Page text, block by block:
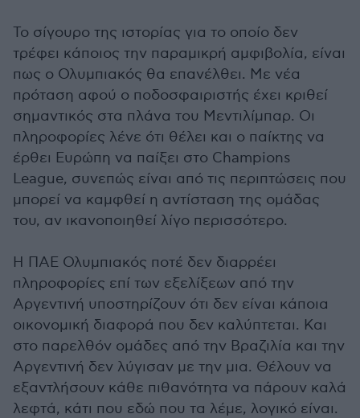
Το σίγουρο της ιστορίας για το οποίο δεν
τρέφει κάποιος την παραμικρή αμφιβολία, είναι
πως ο Ολυμπιακός θα επανέλθει. Με νέα
πρόταση αφού ο ποδοσφαιριστής έχει κριθεί
σημαντικός στα πλάνα του Μεντιλίμπαρ. Οι
πληροφορίες λένε ότι θέλει και ο παίκτης να
έρθει Ευρώπη να παίξει στο Champions
League, συνεπώς είναι από τις περιπτώσεις που
μπορεί να καμφθεί η αντίσταση της ομάδας
του, αν ικανοποιηθεί λίγο περισσότερο.
Η ΠΑΕ Ολυμπιακός ποτέ δεν διαρρέει
πληροφορίες επί των εξελίξεων από την
Αργεντινή υποστηρίζουν ότι δεν είναι κάποια
οικονομική διαφορά που δεν καλύπτεται. Και
στο παρελθόν ομάδες από την Βραζιλία και την
Αργεντινή δεν λύγισαν με την μια. Θέλουν να
εξαντλήσουν κάθε πιθανότητα να πάρουν καλά
λεφτά, κάτι που εδώ που τα λέμε, λογικό είναι.